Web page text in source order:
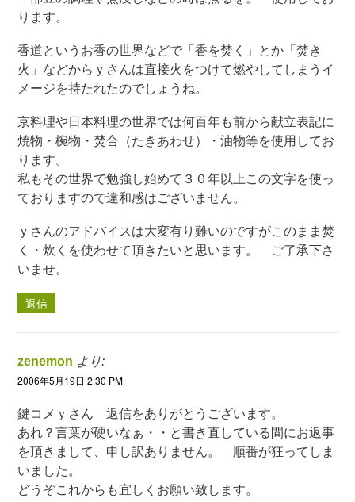
ります。
香道というお香の世界などで「香を焚く」とか「焚き
火」などからｙさんは直接火をつけて燃やしてしまうイ
メージを持たれたのでしょうね。
京料理や日本料理の世界では何百年も前から献立表記に
焼物・椀物・焚合（たきあわせ）・油物等を使用してお
ります。
私もその世界で勉強し始めて３０年以上この文字を使っ
ておりますので違和感はございません。
ｙさんのアドバイスは大変有り難いのですがこのまま焚
く・炊くを使わせて頂きたいと思います。 ご了承下さ
いませ。
返信
zenemon より:
2006年5月19日 2:30 PM
鍵コメｙさん 返信をありがとうございます。
あれ？言葉が硬いなぁ・・と書き直している間にお返事
を頂きまして、申し訳ありません。 順番が狂ってしま
いました。
どうぞこれからも宜しくお願い致します。